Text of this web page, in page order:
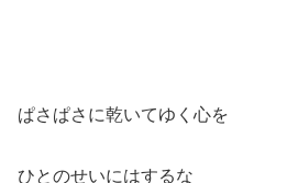
ぱさぱさに乾いてゆく心を
ひとのせいにはするな